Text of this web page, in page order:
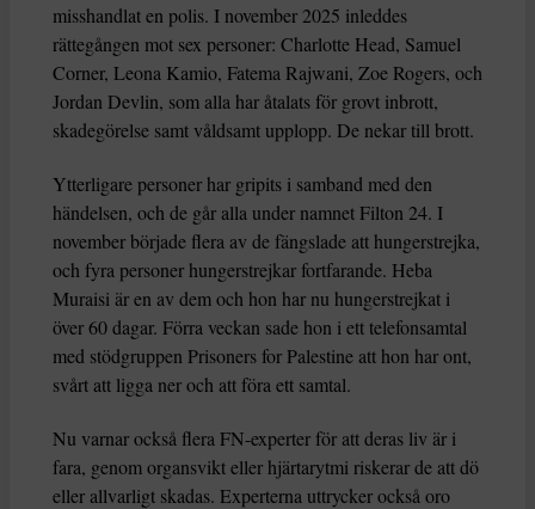
misshandlat en polis. I november 2025 inleddes
rättegången mot sex personer: Charlotte Head, Samuel
Corner, Leona Kamio, Fatema Rajwani, Zoe Rogers, och
Jordan Devlin, som alla har åtalats för grovt inbrott,
skadegörelse samt våldsamt upplopp. De nekar till brott.
Ytterligare personer har gripits i samband med den
händelsen, och de går alla under namnet Filton 24. I
november började flera av de fängslade att hungerstrejka,
och fyra personer hungerstrejkar fortfarande. Heba
Muraisi är en av dem och hon har nu hungerstrejkat i
över 60 dagar. Förra veckan sade hon i ett telefonsamtal
med stödgruppen Prisoners for Palestine att hon har ont,
svårt att ligga ner och att föra ett samtal.
Nu varnar också flera FN-experter för att deras liv är i
fara, genom organsvikt eller hjärtarytmi riskerar de att dö
eller allvarligt skadas. Experterna uttrycker också oro